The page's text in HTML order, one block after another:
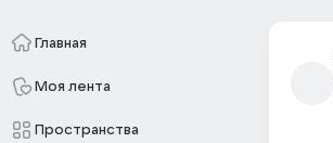
Главная
Моя лента
Пространства